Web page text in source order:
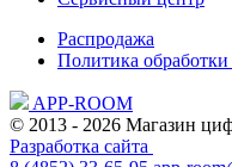
Распродажа
Политика
APP-ROOM
© 2013 - 2026 Магазин
Разработка сайта